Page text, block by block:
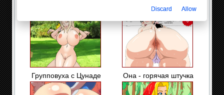
Групповуха с Цунаде Она - горячая штучка
Discard Allow